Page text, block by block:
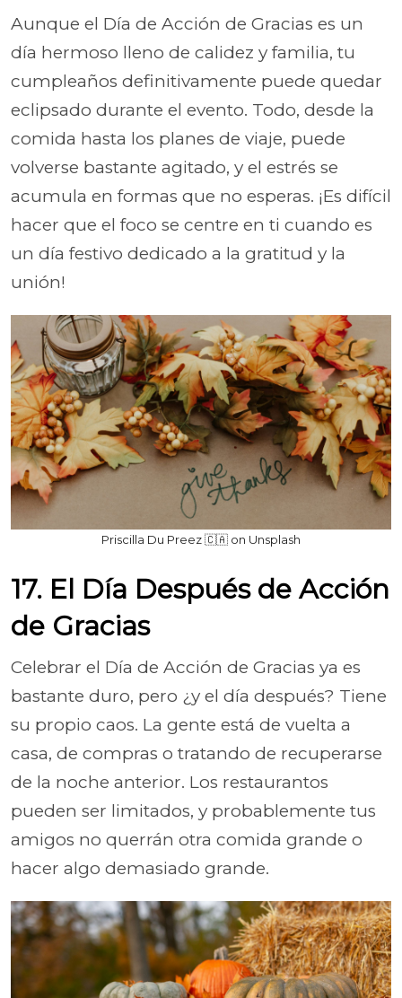
Aunque el Día de Acción de Gracias es un
día hermoso lleno de calidez y familia, tu
cumpleaños definitivamente puede quedar
eclipsado durante el evento. Todo, desde la
comida hasta los planes de viaje, puede
volverse bastante agitado, y el estrés se
acumula en formas que no esperas. ¡Es difícil
hacer que el foco se centre en ti cuando es
un día festivo dedicado a la gratitud y la
unión!
Priscilla Du Preez 🇨🇦 on Unsplash
17. El Día Después de Acción
de Gracias
Celebrar el Día de Acción de Gracias ya es
bastante duro, pero ¿y el día después? Tiene
su propio caos. La gente está de vuelta a
casa, de compras o tratando de recuperarse
de la noche anterior. Los restaurantos
pueden ser limitados, y probablemente tus
amigos no querrán otra comida grande o
hacer algo demasiado grande.